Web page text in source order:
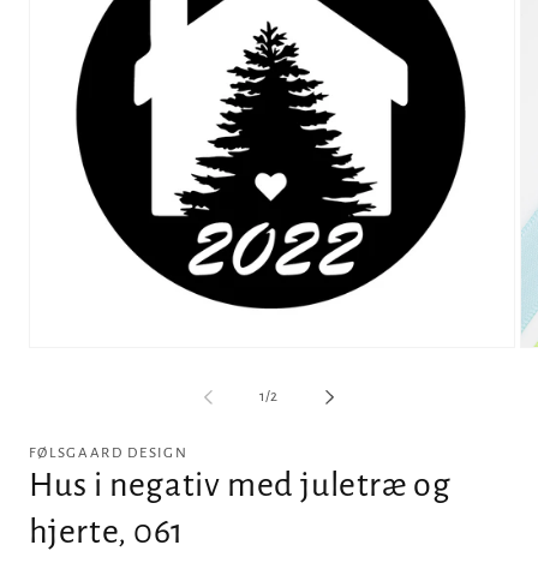
1/af2
FØLSGAARD DESIGN
Hus i negativ med juletræ og
hjerte, 061